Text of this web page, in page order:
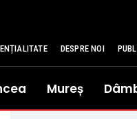
DESPRE NOI
Mureș